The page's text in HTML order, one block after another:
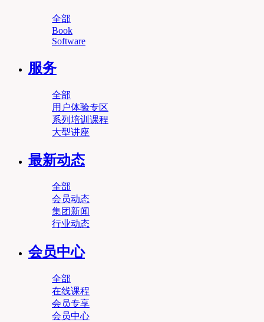
全部
Book
Software
服务
全部
用户体验专区
系列培训课程
大型讲座
最新动态
全部
会员动态
集团新闻
行业动态
会员中心
全部
在线课程
会员专享
会员中心